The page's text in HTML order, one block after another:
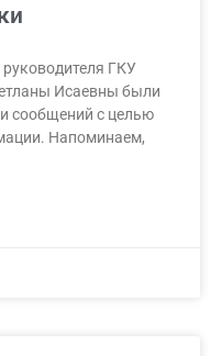
ГКУ
Исаевны были
сообщений с целью
Напоминаем,